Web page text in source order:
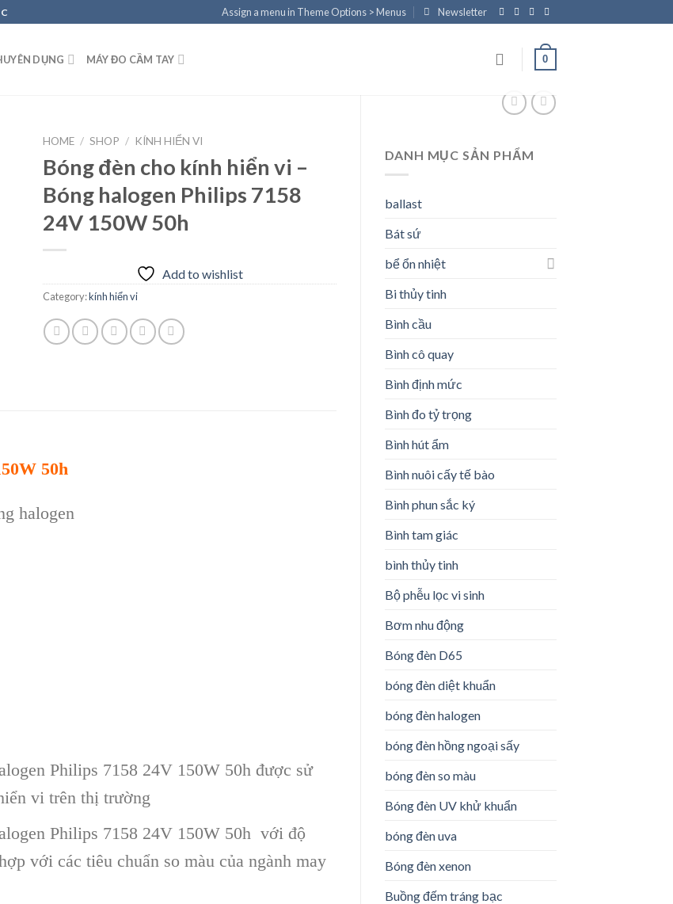
Assign a menu in Theme Options > Menus Newsletter
DỤNG MÁY ĐO CẦM TAY 0
DANH MỤC SẢN PHẨM
ballast
Bát sứ
bể ổn nhiệt
Bi thủy tinh
Bình cầu
Bình cô quay
Bình định mức
Bình đo tỷ trọng
Bình hút ẩm
Bình nuôi cấy tế bào
Bình phun sắc ký
Bình tam giác
bình thủy tinh
Bộ phễu lọc vi sinh
Bơm nhu động
Bóng đèn D65
bóng đèn diệt khuẩn
bóng đèn halogen
bóng đèn hồng ngoại sấy
bóng đèn so màu
Bóng đèn UV khử khuẩn
bóng đèn uva
Bóng đèn xenon
Buồng đếm tráng bạc
HOME / SHOP / KÍNH HIỂN VI
Bóng đèn cho kính hiển vi –
Bóng halogen Philips 7158
24V 150W 50h
Add to wishlist
Category:kính hiển vi
50h
halogen
Philips 7158 24V 150W 50h được sử
vi trên thị trường
Philips 7158 24V 150W 50h với độ
với các tiêu chuẩn so màu của ngành may